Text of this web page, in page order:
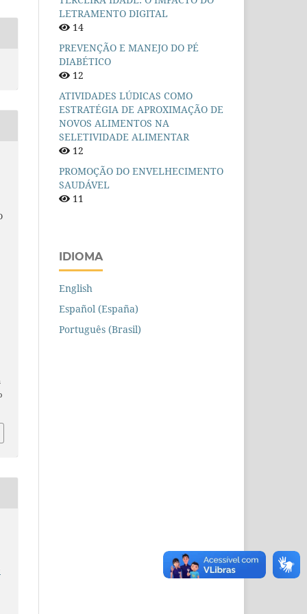
LETRAMENTO DIGITAL
14
PREVENÇÃO E MANEJO DO PÉ
DIABÉTICO
12
ATIVIDADES LÚDICAS COMO
ESTRATÉGIA DE APROXIMAÇÃO DE
NOVOS ALIMENTOS NA
SELETIVIDADE ALIMENTAR
12
PROMOÇÃO DO ENVELHECIMENTO
SAUDÁVEL
11
IDIOMA
English
Español (España)
Português (Brasil)